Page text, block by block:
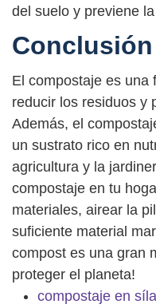
del suelo y previene
Conclusión
El compostaje es una
reducir los residuos y
Además, el
un sustrato rico en
agricultura y la
compostaje en tu
materiales, airear la
suficiente material
compost es una gran
proteger el planeta!
compostaje en